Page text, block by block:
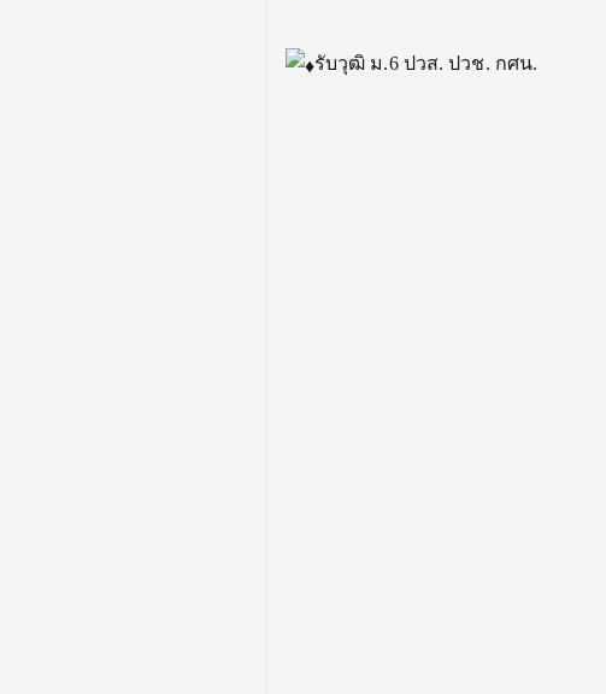
รับวุฒิ ม.6 ปวส. ปวช. กศน.